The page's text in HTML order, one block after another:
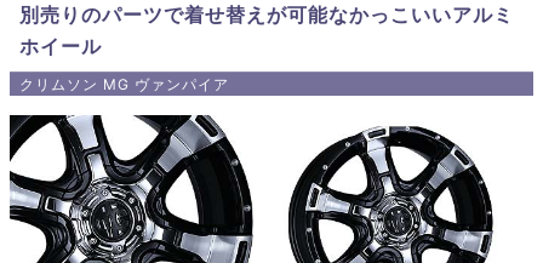
別売りのパーツで着せ替えが可能なかっこいいアルミ
ホイール
クリムソン MG ヴァンパイア